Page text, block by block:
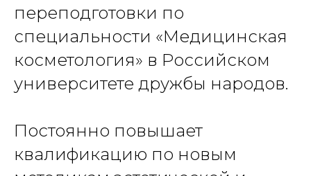
переподготовки по
специальности «Медицинская
косметология» в Российском
университете дружбы народов.
Постоянно повышает
квалификацию по новым